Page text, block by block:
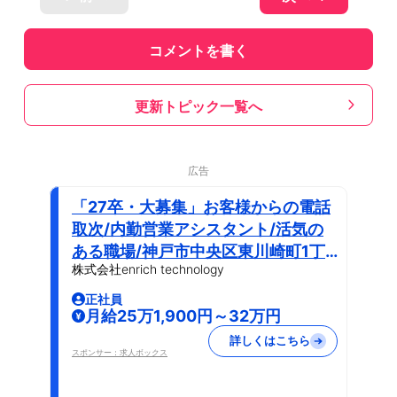
コメントを書く
更新トピック一覧へ
広告
「27卒・大募集」お客様からの電話
取次/内勤営業アシスタント/活気の
ある職場/神戸市中央区東川崎町1丁
目
株式会社enrich technology
正社員
月給25万1,900円～32万円
スポンサー：求人ボックス
詳しくはこちら